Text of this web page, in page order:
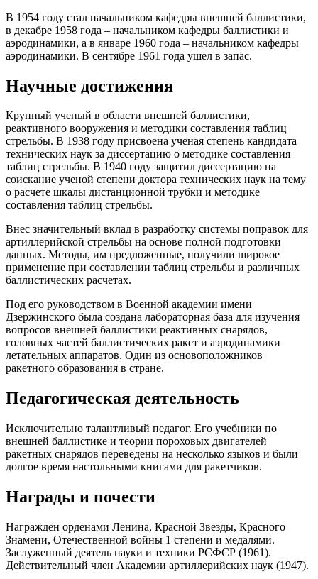
В 1954 году стал начальником кафедры внешней баллистики,
в декабре 1958 года – начальником кафедры баллистики и
аэродинамики, а в январе 1960 года – начальником кафедры
аэродинамики. В сентябре 1961 года ушел в запас.
Научные достижения
Крупный ученый в области внешней баллистики,
реактивного вооружения и методики составления таблиц
стрельбы. В 1938 году присвоена ученая степень кандидата
технических наук за диссертацию о методике составления
таблиц стрельбы. В 1940 году защитил диссертацию на
соискание ученой степени доктора технических наук на тему
о расчете шкалы дистанционной трубки и методике
составления таблиц стрельбы.
Внес значительный вклад в разработку системы поправок для
артиллерийской стрельбы на основе полной подготовки
данных. Методы, им предложенные, получили широкое
применение при составлении таблиц стрельбы и различных
баллистических расчетах.
Под его руководством в Военной академии имени
Дзержинского была создана лабораторная база для изучения
вопросов внешней баллистики реактивных снарядов,
головных частей баллистических ракет и аэродинамики
летательных аппаратов. Один из основоположников
ракетного образования в стране.
Педагогическая деятельность
Исключительно талантливый педагог. Его учебники по
внешней баллистике и теории пороховых двигателей
ракетных снарядов переведены на несколько языков и были
долгое время настольными книгами для ракетчиков.
Награды и почести
Награжден орденами Ленина, Красной Звезды, Красного
Знамени, Отечественной войны 1 степени и медалями.
Заслуженный деятель науки и техники РСФСР (1961).
Действительный член Академии артиллерийских наук (1947).